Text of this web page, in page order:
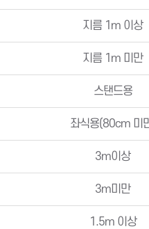
지름 1m 이상
지름 1m 미만
스탠드용
좌식용(80cm 미
3m이상
3m미만
1.5m 이상